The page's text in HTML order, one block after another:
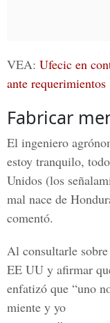
VEA: Ufecic en
ante requerimientos
Fabricar
El ingeniero
estoy tranquilo,
Unidos (los
mal nace de
comentó.
Al consultarle
EE UU y afirmar
enfatizó que “uno
miente y yo